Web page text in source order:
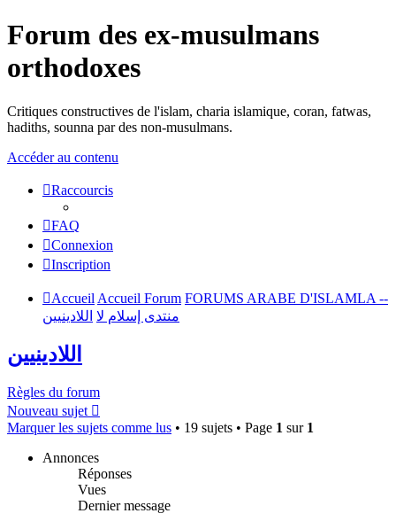
Forum des ex-musulmans
orthodoxes
Critiques constructives de l'islam, charia islamique, coran, fatwas,
hadiths, sounna par des non-musulmans.
Accéder au contenu
Raccourcis
FAQ
Connexion
Inscription
Accueil Accueil Forum FORUMS ARABE D'ISLAMLA --
منتدى إسلام لا اللادينيين
اللادينيين
Règles du forum
Nouveau sujet
Marquer les sujets comme lus • 19 sujets • Page 1 sur 1
Annonces
Réponses
Vues
Dernier message